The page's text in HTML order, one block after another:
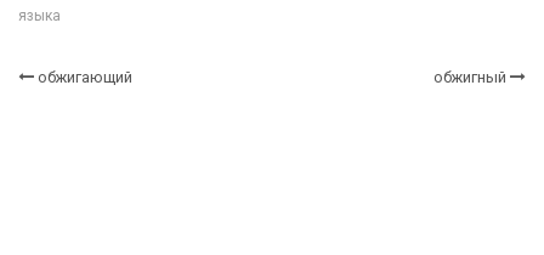
языка
обжигающий обжигный